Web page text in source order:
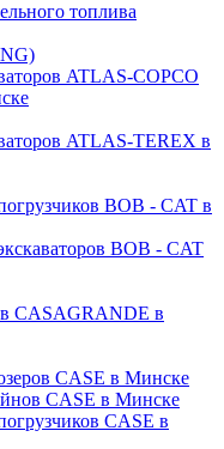
топлива
ATLAS-COPCO
ATLAS-TEREX в
BOB - CAT в
BOB - CAT
CASAGRANDE в
CASE в Минске
CASE в Минске
CASE в